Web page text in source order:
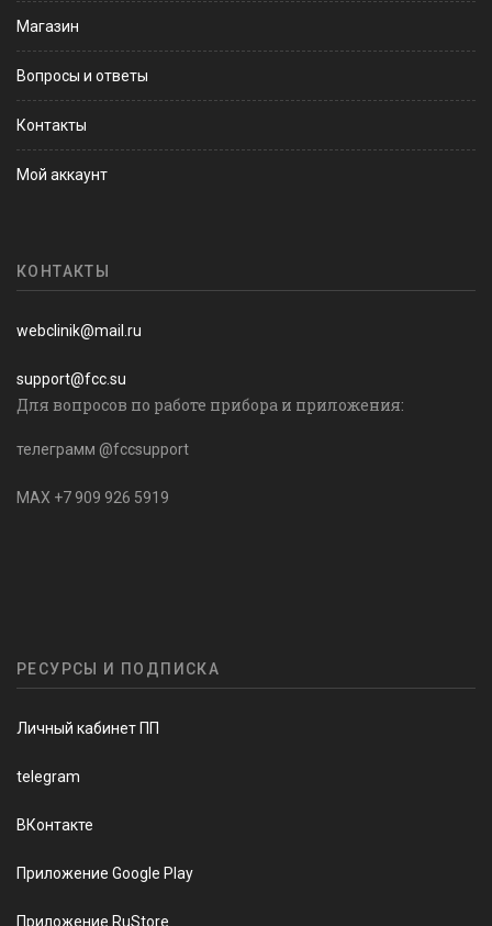
Магазин
Вопросы и ответы
Контакты
Мой аккаунт
КОНТАКТЫ
webclinik@mail.ru
support@fcc.su
Для вопросов по работе прибора и приложения:
телеграмм @fccsupport
MAX +7 909 926 5919
РЕСУРСЫ И ПОДПИСКА
Личный кабинет ПП
telegram
ВКонтакте
Приложение Google Play
Приложение RuStore